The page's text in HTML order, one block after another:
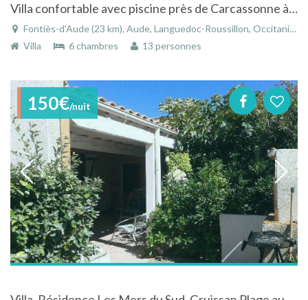
Villa confortable avec piscine près de Carcassonne à Fontiès-d'Aude dans le Languedoc-Roussillon
Fontiès-d'Aude (23 km), Aude, Languedoc-Roussillon, Occitanie, France
Villa
6 chambres 13 personnes
150€/nuit